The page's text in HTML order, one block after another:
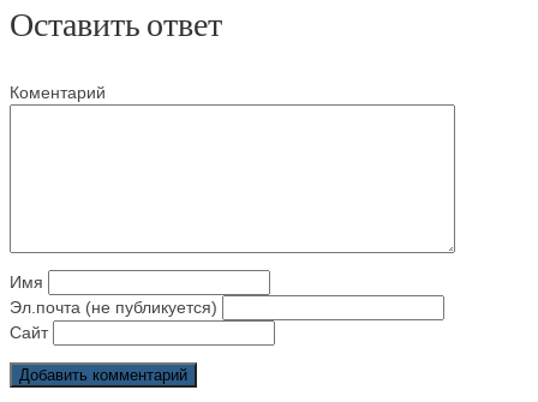
Оставить ответ
Коментарий
Имя
Эл.почта (не публикуется)
Сайт